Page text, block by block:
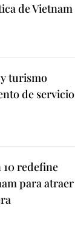
de Vietnam
turismo
de
10 redefine
para atraer